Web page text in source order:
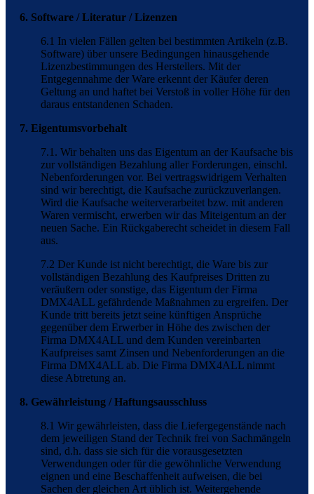
6. Software / Literatur / Lizenzen
6.1 In vielen Fällen gelten bei bestimmten Artikeln (z.B.
Software) über unsere Bedingungen hinausgehende
Lizenzbestimmungen des Herstellers. Mit der
Entgegennahme der Ware erkennt der Käufer deren
Geltung an und haftet bei Verstoß in voller Höhe für den
daraus entstandenen Schaden.
7. Eigentumsvorbehalt
7.1. Wir behalten uns das Eigentum an der Kaufsache bis
zur vollständigen Bezahlung aller Forderungen, einschl.
Nebenforderungen vor. Bei vertragswidrigem Verhalten
sind wir berechtigt, die Kaufsache zurückzuverlangen.
Wird die Kaufsache weiterverarbeitet bzw. mit anderen
Waren vermischt, erwerben wir das Miteigentum an der
neuen Sache. Ein Rückgaberecht scheidet in diesem Fall
aus.
7.2 Der Kunde ist nicht berechtigt, die Ware bis zur
vollständigen Bezahlung des Kaufpreises Dritten zu
veräußern oder sonstige, das Eigentum der Firma
DMX4ALL gefährdende Maßnahmen zu ergreifen. Der
Kunde tritt bereits jetzt seine künftigen Ansprüche
gegenüber dem Erwerber in Höhe des zwischen der
Firma DMX4ALL und dem Kunden vereinbarten
Kaufpreises samt Zinsen und Nebenforderungen an die
Firma DMX4ALL ab. Die Firma DMX4ALL nimmt
diese Abtretung an.
8. Gewährleistung / Haftungsausschluss
8.1 Wir gewährleisten, dass die Liefergegenstände nach
dem jeweiligen Stand der Technik frei von Sachmängeln
sind, d.h. dass sie sich für die vorausgesetzten
Verwendungen oder für die gewöhnliche Verwendung
eignen und eine Beschaffenheit aufweisen, die bei
Sachen der gleichen Art üblich ist. Weitergehende